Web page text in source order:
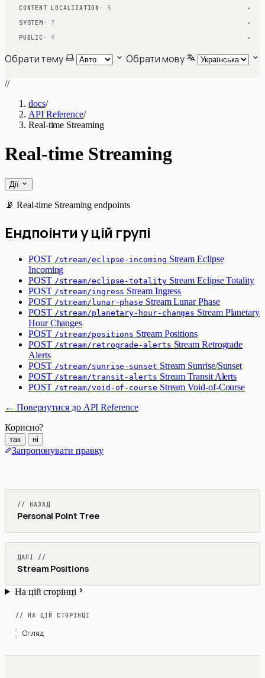
CONTENT LOCALIZATION · 5 ▾
SYSTEM · 7 ▾
PUBLIC · 9 ▾
Обрати тему Обрати мову
//
docs/
API Reference/
Real-time Streaming
Real-time Streaming
Дії
📡 Real-time Streaming endpoints
Ендпоінти у цій групі
POST /stream/eclipse-incoming Stream Eclipse
Incoming
POST /stream/eclipse-totality Stream Eclipse Totality
POST /stream/ingress Stream Ingress
POST /stream/lunar-phase Stream Lunar Phase
POST /stream/planetary-hour-changes Stream Planetary
Hour Changes
POST /stream/positions Stream Positions
POST /stream/retrograde-alerts Stream Retrograde
Alerts
POST /stream/sunrise-sunset Stream Sunrise/Sunset
POST /stream/transit-alerts Stream Transit Alerts
POST /stream/void-of-course Stream Void-of-Course
← Повернутися до API Reference
Корисно?
так ні
Запропонувати правку
// НАЗАД
Personal Point Tree
ДАЛІ //
Stream Positions
На цій сторінці
// НА ЦІЙ СТОРІНЦІ
Огляд